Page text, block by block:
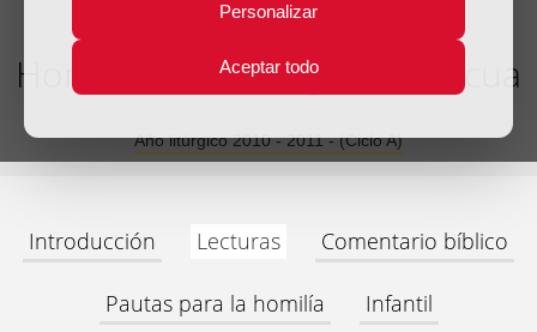
Personalizar
Aceptar todo
Homilía VII Domingo de Pascua
Año litúrgico 2010 - 2011 - (Ciclo A)
Introducción Lecturas Comentario bíblico
Pautas para la homilía Infantil